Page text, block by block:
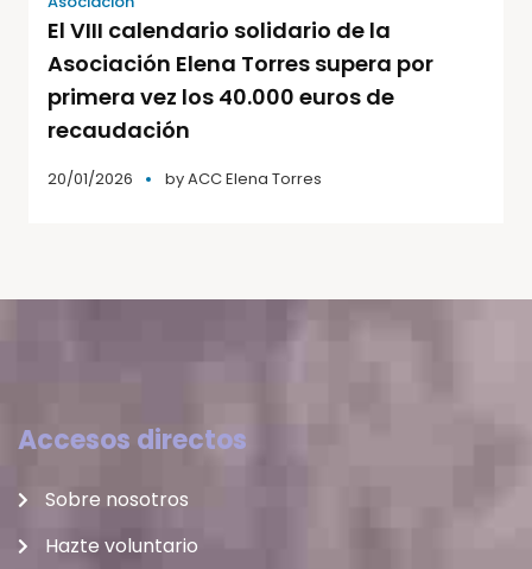
El VIII calendario solidario de la
Asociación Elena Torres supera por
primera vez los 40.000 euros de
recaudación
20/01/2026 byACC Elena Torres
Accesos directos
Sobre nosotros
Hazte voluntario